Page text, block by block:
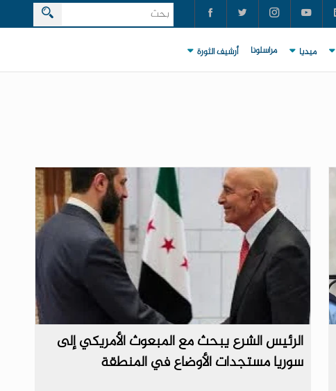
ميديا مراسلونا أرشيف الثورة
الرئيس الشرع يبحث مع المبعوث الأمريكي إلى
سوريا‏ مستجدات الأوضاع في المنطقة‏